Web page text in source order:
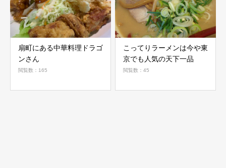
扇町にある中華料理ドラゴ
ンさん
閲覧数：165
こってりラーメンは今や東
京でも人気の天下一品
閲覧数：45